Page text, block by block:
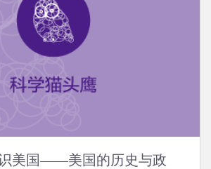
美国——美国的历史与政